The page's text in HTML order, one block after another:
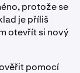
protože se
je příliš
otevřít si nový
pomocí